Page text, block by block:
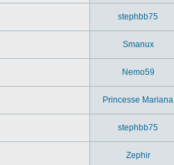
stephbb75
Smanux
Nemo59
Princesse Mariana
stephbb75
Zephir